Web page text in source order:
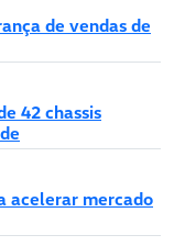
de vendas de
42 chassis
acelerar mercado